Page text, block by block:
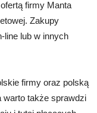
firmy Manta
Zakupy
line lub w innych
firmy oraz polską
warto także sprawdzi